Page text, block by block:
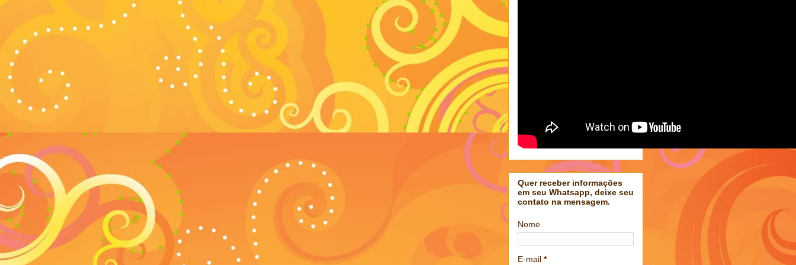
Quer receber informações
em seu Whatsapp, deixe seu
contato na mensagem.
Nome
E-mail *